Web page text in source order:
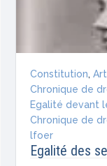
Constitution,
Chronique de
Egalité devant
Chronique de
lfoer
Egalité des